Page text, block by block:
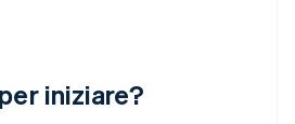
iniziare?